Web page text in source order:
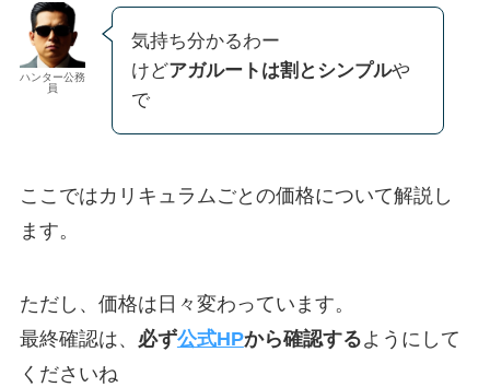
ハンター公務
員
気持ち分かるわー
けどアガルートは割とシンプルや
で
ここではカリキュラムごとの価格について解説し
ます。
ただし、価格は日々変わっています。
最終確認は、 必ず公式HPから確認するようにして
くださいね